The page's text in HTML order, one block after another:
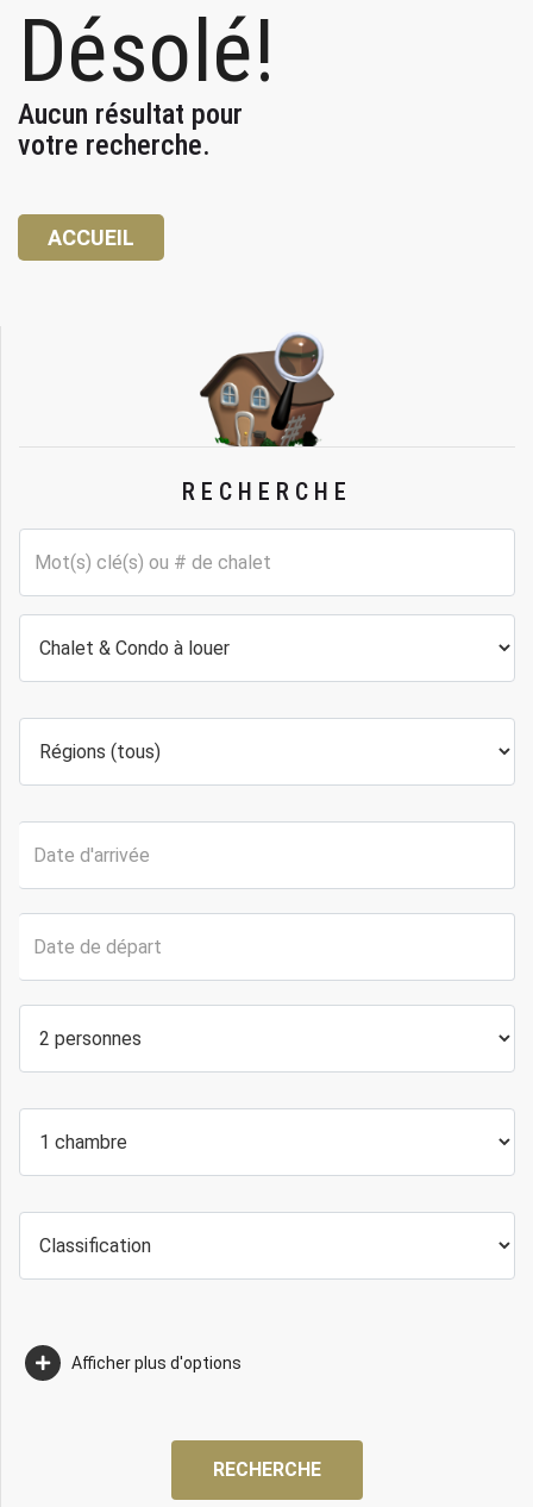
Désolé!
Aucun résultat pour
votre recherche.
ACCUEIL
RECHERCHE
Afficher plus d'options
RECHERCHE